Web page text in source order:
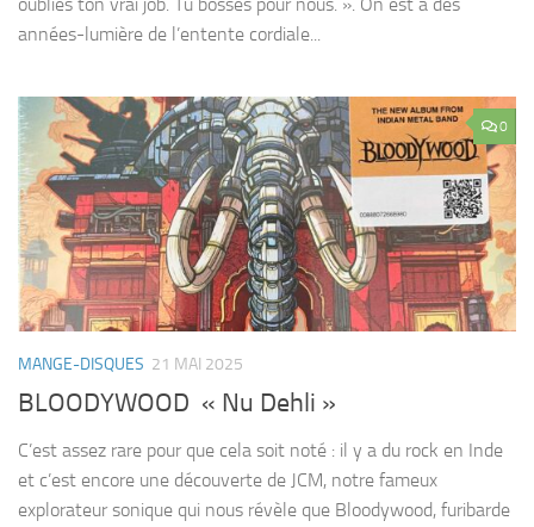
années-lumière de l’entente cordiale...
0
MANGE-DISQUES 21 MAI 2025
BLOODYWOOD « Nu Dehli »
C’est assez rare pour que cela soit noté : il y a du rock en Inde
et c’est encore une découverte de JCM, notre fameux
explorateur sonique qui nous révèle que Bloodywood, furibarde